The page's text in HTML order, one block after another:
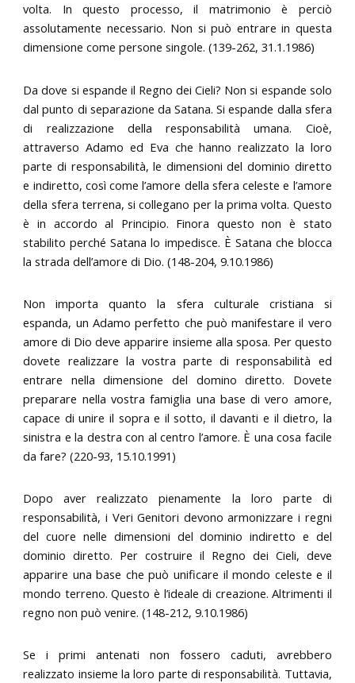
volta. In questo processo, il matrimonio è perciò
assolutamente necessario. Non si può entrare in questa
dimensione come persone singole. (139-262, 31.1.1986)
Da dove si espande il Regno dei Cieli? Non si espande solo
dal punto di separazione da Satana. Si espande dalla sfera
di realizzazione della responsabilità umana. Cioè,
attraverso Adamo ed Eva che hanno realizzato la loro
parte di responsabilità, le dimensioni del dominio diretto
e indiretto, così come l’amore della sfera celeste e l’amore
della sfera terrena, si collegano per la prima volta. Questo
è in accordo al Principio. Finora questo non è stato
stabilito perché Satana lo impedisce. È Satana che blocca
la strada dell’amore di Dio. (148-204, 9.10.1986)
Non importa quanto la sfera culturale cristiana si
espanda, un Adamo perfetto che può manifestare il vero
amore di Dio deve apparire insieme alla sposa. Per questo
dovete realizzare la vostra parte di responsabilità ed
entrare nella dimensione del domino diretto. Dovete
preparare nella vostra famiglia una base di vero amore,
capace di unire il sopra e il sotto, il davanti e il dietro, la
sinistra e la destra con al centro l’amore. È una cosa facile
da fare? (220-93, 15.10.1991)
Dopo aver realizzato pienamente la loro parte di
responsabilità, i Veri Genitori devono armonizzare i regni
del cuore nelle dimensioni del dominio indiretto e del
dominio diretto. Per costruire il Regno dei Cieli, deve
apparire una base che può unificare il mondo celeste e il
mondo terreno. Questo è l’ideale di creazione. Altrimenti il
regno non può venire. (148-212, 9.10.1986)
Se i primi antenati non fossero caduti, avrebbero
realizzato insieme la loro parte di responsabilità. Tuttavia,